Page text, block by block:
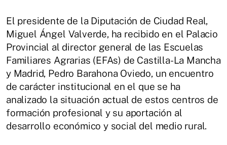
El presidente de la Diputación de Ciudad Real,
Miguel Ángel Valverde, ha recibido en el Palacio
Provincial al director general de las Escuelas
Familiares Agrarias (EFAs) de Castilla-La Mancha
y Madrid, Pedro Barahona Oviedo, un encuentro
de carácter institucional en el que se ha
analizado la situación actual de estos centros de
formación profesional y su aportación al
desarrollo económico y social del medio rural.